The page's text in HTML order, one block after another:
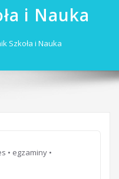
i Nauka
Szkoła i Nauka
• egzaminy •